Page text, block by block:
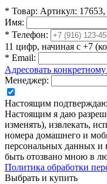
* Товар: Артикул:
Имя:
* Телефон:
11 цифр, начиная с +7
* Email:
Адресовать
Менеджер:
Настоящим
Настоящим я даю
изменять), извлекать,
номера домашнего и
персональных данных и
быть отозвано мною в
Политика обработки
Выбрать и купить